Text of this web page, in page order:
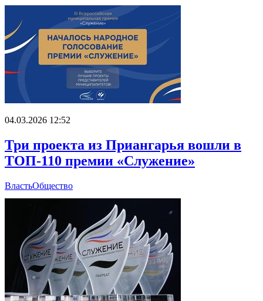
04.03.2026 12:52
Три проекта из Приангарья вошли в
ТОП-110 премии «Служение»
ВластьОбщество